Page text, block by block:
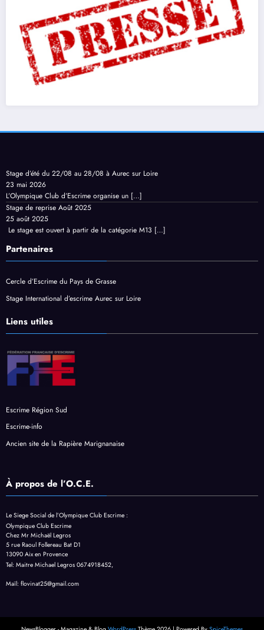
Stage d’été du 22/08 au 28/08 à Aurec sur Loire
23 mai 2026
L’Olympique Club d’Escrime organise un […]
Stage de reprise Août 2025
25 août 2025
Le stage est ouvert à partir de la catégorie M13 […]
Partenaires
Cercle d’Escrime du Pays de Grasse
Stage International d’escrime Aurec sur Loire
Liens utiles
Escrime Région Sud
Escrime-info
Ancien site de la Rapière Marignanaise
À propos de l’O.C.E.
Le Siege Social de l’Olympique Club Escrime :
Olympique Club Escrime
Chez Mr Michaël Legros
5 rue Raoul Follereau Bat D1
13090 Aix en Provence
Tel: Maitre Michael Legros 0674918452,
Maïl: flovinat25@gmail.com